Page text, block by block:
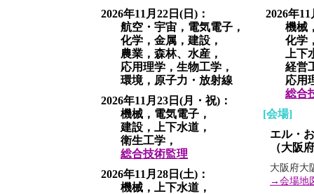
2026年11月22日(日)：
航空・宇宙，電気電子，
化学，金属，建設，
農業，森林、水産，
応用理学，生物工学，
環境，原子力・放射線
2026年11月23日(月・祝)：
機械，電気電子，
建設，上下水道，
衛生工学，
総合技術監理
2026年11月28日(土)：
機械，上下水道，
2026年
機械，
化学，
上下水
経営工
応用
総合
[会場]
エル・
（大阪
大阪府大
→会場地